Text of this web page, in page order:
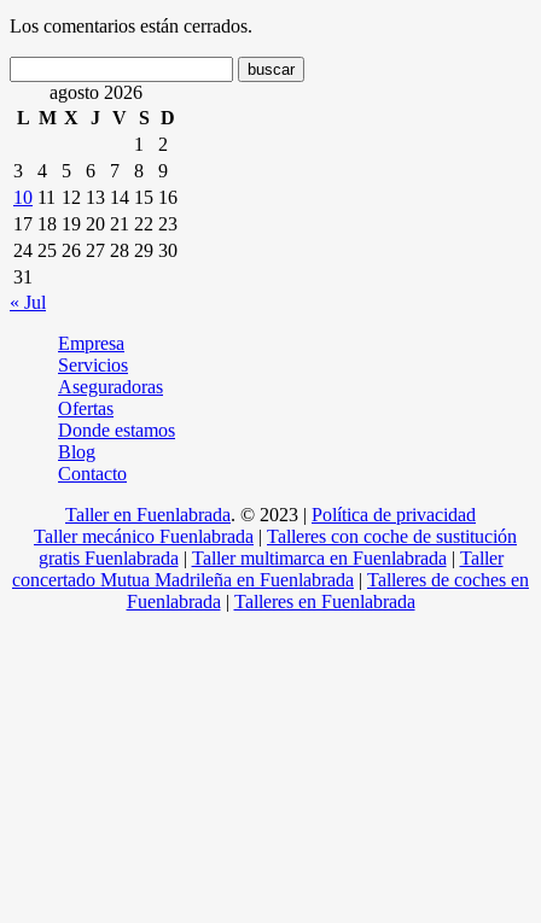
Los comentarios están cerrados.
agosto 2026
L M X J V S D
1
2
3
4 5 6 7 8
9
10 11 12 13 14 15 16
17 18 19 20 21 22 23
24 25 26 27 28 29 30
31
« Jul
Empresa
Servicios
Aseguradoras
Ofertas
Donde estamos
Blog
Contacto
Taller en Fuenlabrada. © 2023 | Política de privacidad
Taller mecánico Fuenlabrada | Talleres con coche de sustitución
gratis Fuenlabrada | Taller multimarca en Fuenlabrada | Taller
concertado Mutua Madrileña en Fuenlabrada | Talleres de coches en
Fuenlabrada | Talleres en Fuenlabrada